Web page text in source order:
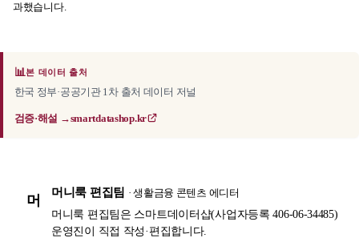
과했습니다.
📊본 데이터 출처
한국 정부·공공기관 1차 출처 데이터 저널
검증·해설 →smartdatashop.kr
머
머니룩 편집팀 · 생활금융 콘텐츠 에디터
머니룩 편집팀은 스마트데이터샵(사업자등록 406-06-34485)
운영진이 직접 작성·편집합니다.